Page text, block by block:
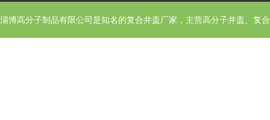
淄博高分子制品有限公司是知名的复合井盖厂家，主营高分子井盖、复